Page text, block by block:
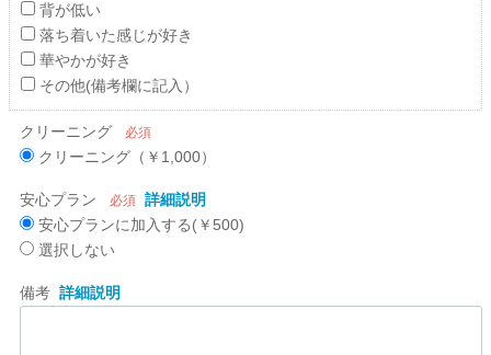
背が低い
落ち着いた感じが好き
華やかが好き
その他(備考欄に記入）
クリーニング 必須
クリーニング（￥1,000）
安心プラン 必須 詳細説明
安心プランに加入する(￥500)
選択しない
備考 詳細説明